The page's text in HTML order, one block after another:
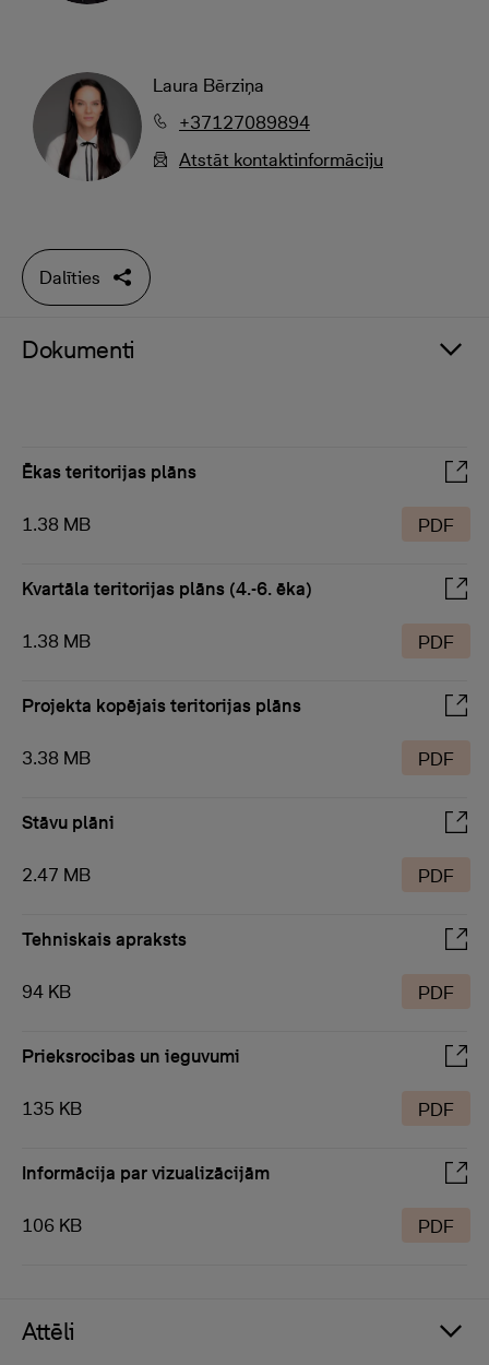
Laura Bērziņa
+37127089894
Atstāt kontaktinformāciju
Dalīties
Dokumenti
Ēkas teritorijas plāns
1.38 MB PDF
Kvartāla teritorijas plāns (4.-6. ēka)
1.38 MB PDF
Projekta kopējais teritorijas plāns
3.38 MB PDF
Stāvu plāni
2.47 MB PDF
Tehniskais apraksts
94 KB PDF
Prieksrocibas un ieguvumi
135 KB PDF
Informācija par vizualizācijām
106 KB PDF
Attēli